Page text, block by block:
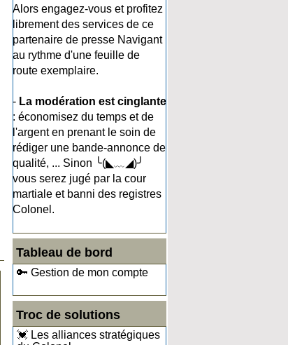
Alors engagez-vous et profitez
librement des services de ce
partenaire de presse Navigant
au rythme d'une feuille de
route exemplaire.
- La modération est cinglante
: économisez du temps et de
l'argent en prenant le soin de
rédiger une bande-annonce de
qualité, ... Sinon ╰(◣﹏◢)╯
vous serez jugé par la cour
martiale et banni des registres
Colonel.
Tableau de bord
🔑 Gestion de mon compte
Troc de solutions
💓 Les alliances stratégiques